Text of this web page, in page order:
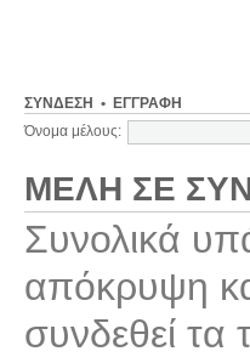
ΣΎΝΔΕΣΗ • ΕΓΓΡΑΦΉ
Όνομα μέλους:
ΜΈΛΗ ΣΕ
Συνολικά
απόκρυψη
συνδεθεί τα